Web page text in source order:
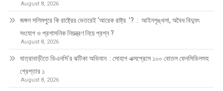
August 8, 2026
জঙ্গল সলিমপুরে কি রাষ্ট্রের ভেতরেই ‘আরেক রাষ্ট্র ’? : আইনশৃঙ্খলা, অবৈধ বিদ্যুৎ
সংযোগ ও প্রশাসনিক নিয়ন্ত্রণ নিয়ে প্রশ্ন ?
August 8, 2026
যাত্রাবাড়ীতে ডিএনসি’র ঝটিকা অভিযান : সোহাগ এক্সপ্রেসে ১০০ বোতল ফেনসিডিলসহ
গ্রেপ্তার ১
August 8, 2026